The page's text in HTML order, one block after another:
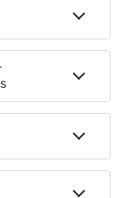
Rodna
Atlantico